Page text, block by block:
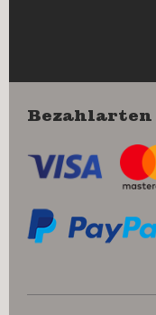
Bezahlarten